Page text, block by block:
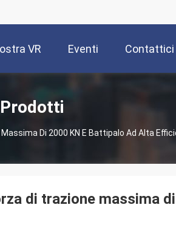
VR Eventi Contattici
Di 2000 KN E Battipalo Ad Alta
di trazione massima